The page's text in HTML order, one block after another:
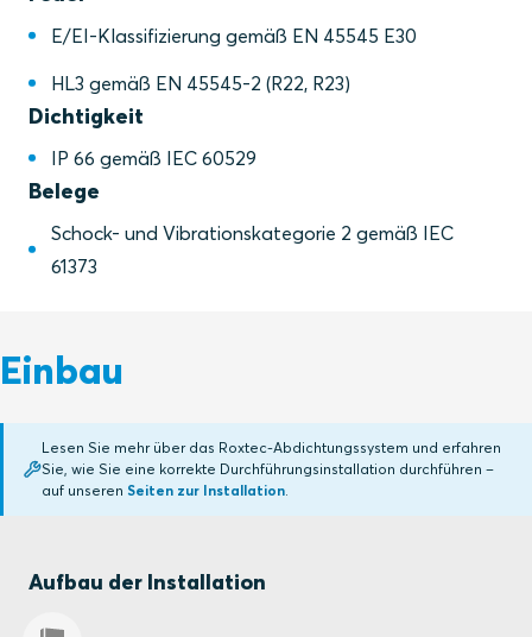
E/EI-Klassifizierung gemäß EN 45545 E30
HL3 gemäß EN 45545-2 (R22, R23)
Dichtigkeit
IP 66 gemäß IEC 60529
Belege
Schock- und Vibrationskategorie 2 gemäß IEC
61373
Einbau
Lesen Sie mehr über das Roxtec-Abdichtungssystem und erfahren
Sie, wie Sie eine korrekte Durchführungsinstallation durchführen –
auf unseren Seiten zur Installation.
Aufbau der Installation